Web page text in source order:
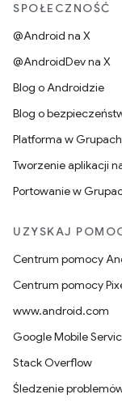
SPOŁECZNOŚĆ
@Android na X
@AndroidDev na X
Blog o Androidzie
Blog o
Platforma w
Tworzenie aplikacji
Portowanie w
UZYSKAJ
Centrum pomocy
Centrum pomocy
www.android.com
Google Mobile
Stack Overflow
Śledzenie